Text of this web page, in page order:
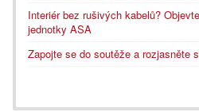
Interiér bez rušivých kabelů?
jednotky ASA
Zapojte se do soutěže a rozjasněte